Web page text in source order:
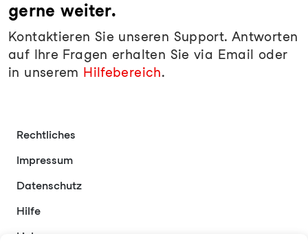
gerne weiter.
Kontaktieren Sie unseren Support. Antworten
auf Ihre Fragen erhalten Sie via Email oder
in unserem Hilfebereich.
Rechtliches
Impressum
Datenschutz
Hilfe
Links